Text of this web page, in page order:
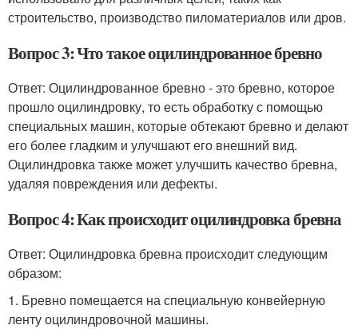
строительство, производство пиломатериалов или дров.
Вопрос 3: Что такое оцилиндрованное бревно
Ответ: Оцилиндрованное бревно - это бревно, которое
прошло оцилиндровку, то есть обработку с помощью
специальных машин, которые обтекают бревно и делают
его более гладким и улучшают его внешний вид.
Оцилиндровка также может улучшить качество бревна,
удаляя повреждения или дефекты.
Вопрос 4: Как происходит оцилиндровка бревна
Ответ: Оцилиндровка бревна происходит следующим
образом:
1. Бревно помещается на специальную конвейерную
ленту оцилиндровочной машины.